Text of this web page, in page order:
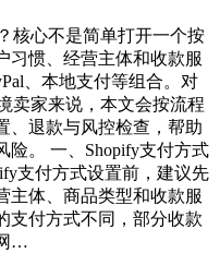
核心不是简单打开一个按
习惯、经营主体和收款服
、本地支付等组合。对
卖家来说，本文会按流程
、退款与风控检查，帮助
险。 一、Shopify支付方式
支付方式设置前，建议先
主体、商品类型和收款服
支付方式不同，部分收款
…